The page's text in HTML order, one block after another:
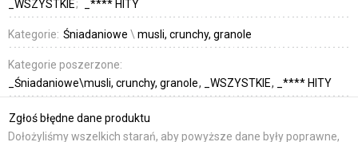
_WSZYSTKIE
_**** HITY
Kategorie: Śniadaniowe \ musli, crunchy, granole
Kategorie poszerzone:
_Śniadaniowe\musli, crunchy, granole
_WSZYSTKIE _**** HITY
Zgłoś błędne dane produktu
Dołożyliśmy wszelkich starań, aby powyższe dane były poprawne,